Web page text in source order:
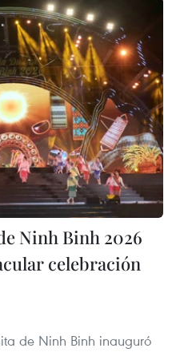
Ninh Binh 2026
celebración
de Ninh Binh inauguró